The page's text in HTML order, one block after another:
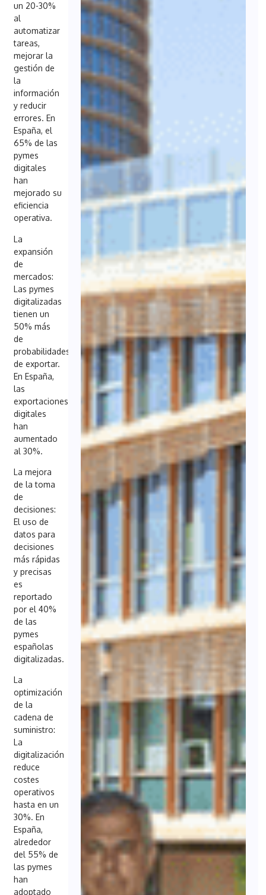
un 20-30%
al
automatizar
tareas,
mejorar la
gestión de
la
información
y reducir
errores. En
España, el
65% de las
pymes
digitales
han
mejorado su
eficiencia
operativa.
La
expansión
de
mercados:
Las pymes
digitalizadas
tienen un
50% más
de
probabilidades
de exportar.
En España,
las
exportaciones
digitales
han
aumentado
al 30%.
La mejora
de la toma
de
decisiones:
El uso de
datos para
decisiones
más rápidas
y precisas
es
reportado
por el 40%
de las
pymes
españolas
digitalizadas.
La
optimización
de la
cadena de
suministro:
La
digitalización
reduce
costes
operativos
hasta en un
30%. En
España,
alrededor
del 55% de
las pymes
han
adoptado